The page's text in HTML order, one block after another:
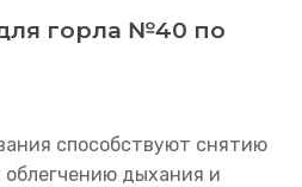
горла №40 по
способствуют снятию
дыхания и